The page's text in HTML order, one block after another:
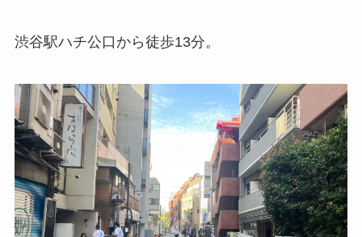
渋谷駅ハチ公口から徒歩13分。